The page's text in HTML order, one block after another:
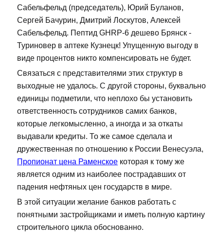
Сабельфельд (председатель), Юрий Буланов,
Сергей Бачурин, Дмитрий Лоскутов, Алексей
Сабельфельд. Пептид GHRP-6 дешево Брянск -
Туриновер в аптеке Кузнецк! Упущенную выгоду в
виде процентов никто компенсировать не будет.
Связаться с представителями этих структур в
выходные не удалось. С другой стороны, буквально
единицы подметили, что неплохо бы установить
ответственность сотрудников самих банков,
которые легкомысленно, а иногда и за откаты
выдавали кредиты. То же самое сделала и
дружественная по отношению к России Венесуэла,
Пропионат цена Раменское которая к тому же
является одним из наиболее пострадавших от
падения нефтяных цен государств в мире.
В этой ситуации желание банков работать с
понятными застройщиками и иметь полную картину
строительного цикла обоснованно.